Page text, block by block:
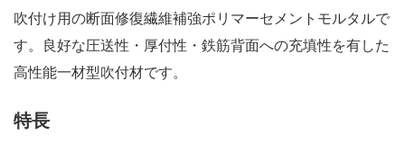
吹付け用の断面修復繊維補強ポリマーセメントモルタルで
す。良好な圧送性・厚付性・鉄筋背面への充填性を有した
高性能一材型吹付材です。
特長